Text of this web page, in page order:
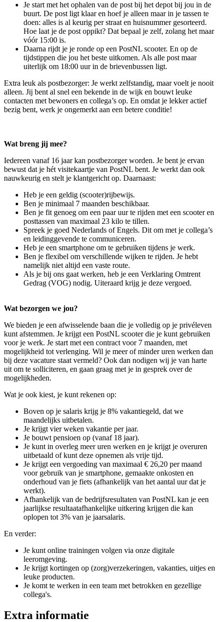
Je start met het ophalen van de post bij het depot bij jou in de
buurt. De post ligt klaar en hoef je alleen maar in je tassen te
doen: alles is al keurig per straat en huisnummer gesorteerd.
Hoe laat je de post oppikt? Dat bepaal je zelf, zolang het maar
vóór 15:00 is.
Daarna rijdt je je ronde op een PostNL scooter. En op de
tijdstippen die jou het beste uitkomen. Als alle post maar
uiterlijk om 18:00 uur in de brievenbussen ligt.
Extra leuk als postbezorger: Je werkt zelfstandig, maar voelt je nooit
alleen. Jij bent al snel een bekende in de wijk en bouwt leuke
contacten met bewoners en collega’s op. En omdat je lekker actief
bezig bent, werk je ongemerkt aan een betere conditie!
Wat breng jij mee?
Iedereen vanaf 16 jaar kan postbezorger worden. Je bent je ervan
bewust dat je hét visitekaartje van PostNL bent. Je werkt dan ook
nauwkeurig en stelt je klantgericht op. Daarnaast:
Heb je een geldig (scooter)rijbewijs.
Ben je minimaal 7 maanden beschikbaar.
Ben je fit genoeg om een paar uur te rijden met een scooter en
posttassen van maximaal 23 kilo te tillen.
Spreek je goed Nederlands of Engels. Dit om met je collega’s
en leidinggevende te communiceren.
Heb je een smartphone om te gebruiken tijdens je werk.
Ben je flexibel om verschillende wijken te rijden. Je hebt
namelijk niet altijd een vaste route.
Als je bij ons gaat werken, heb je een Verklaring Omtrent
Gedrag (VOG) nodig. Uiteraard krijg je deze vergoed.
Wat bezorgen we jou?
We bieden je een afwisselende baan die je volledig op je privéleven
kunt afstemmen. Je krijgt een PostNL scooter die je kunt gebruiken
voor je werk. Je start met een contract voor 7 maanden, met
mogelijkheid tot verlenging. Wil je meer of minder uren werken dan
bij deze vacature staat vermeld? Ook dan nodigen wij je van harte
uit om te solliciteren, en gaan graag met je in gesprek over de
mogelijkheden.
Wat je ook kiest, je kunt rekenen op:
Boven op je salaris krijg je 8% vakantiegeld, dat we
maandelijks uitbetalen.
Je krijgt vier weken vakantie per jaar.
Je bouwt pensioen op (vanaf 18 jaar).
Je kunt in overleg meer uren werken en je krijgt je overuren
uitbetaald of kunt deze opnemen als vrije tijd.
Je krijgt een vergoeding van maximaal € 26,20 per maand
voor gebruik van je smartphone, gemaakte onkosten en
onderhoud van je fiets (afhankelijk van het aantal uur dat je
werkt).
Afhankelijk van de bedrijfsresultaten van PostNL kan je een
jaarlijkse resultaatafhankelijke uitkering krijgen die kan
oplopen tot 3% van je jaarsalaris.
En verder:
Je kunt online trainingen volgen via onze digitale
leeromgeving.
Je krijgt kortingen op (zorg)verzekeringen, vakanties, uitjes en
leuke producten.
Je komt te werken in een team met betrokken en gezellige
collega's.
Extra informatie